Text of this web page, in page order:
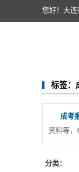
您好！大连
标签：
成考
资料等，
分类：